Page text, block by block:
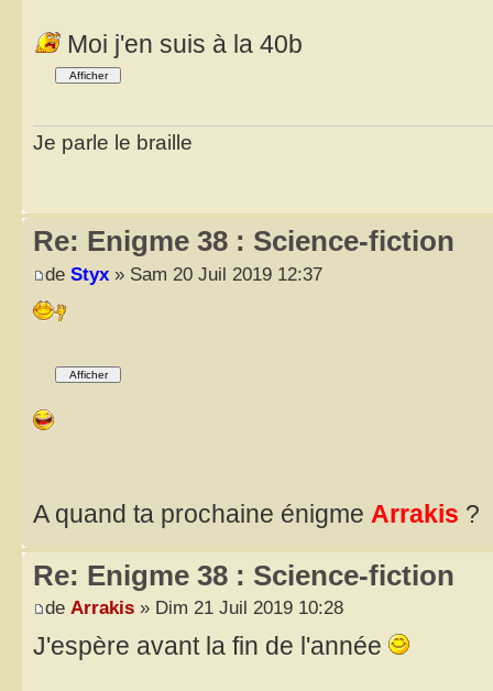
Moi j'en suis à la 40b
Je parle le braille
Re: Enigme 38 : Science-fiction
de Styx » Sam 20 Juil 2019 12:37
A quand ta prochaine énigme Arrakis ?
Re: Enigme 38 : Science-fiction
de Arrakis » Dim 21 Juil 2019 10:28
J'espère avant la fin de l'année